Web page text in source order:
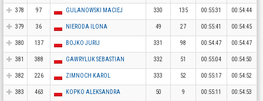
378 97 GULANOWSKI MACIEJ 330 135 00:55:31 00:54:44
379 36 NIERODA ILONA 49 27 00:55:41 00:54:45
380 137 BOJKO JURIJ 331 98 00:54:47 00:54:47
381 388 GAWRYLUK SEBASTIAN 332 51 00:55:04 00:54:50
382 226 ZIMNOCH KAROL 333 52 00:55:17 00:54:52
383 463 KOPKO ALEKSANDRA 50 9 00:55:11 00:54:53